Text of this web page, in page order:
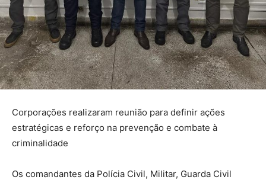
Corporações realizaram reunião para definir ações
estratégicas e reforço na prevenção e combate à
criminalidade
Os comandantes da Polícia Civil, Militar, Guarda Civil